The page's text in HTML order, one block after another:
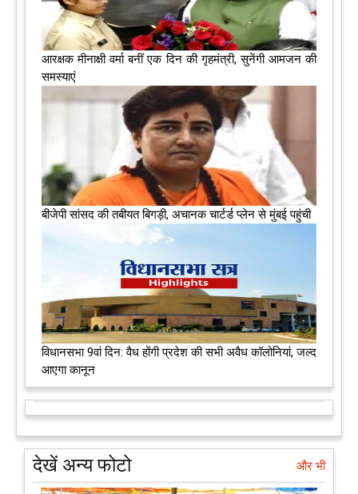
आरक्षक मीनाक्षी वर्मा बनीं एक दिन की गृहमंत्री, सुनेंगी आमजन की
समस्याएं
बीजेपी सांसद की तबीयत बिगड़ी, अचानक चार्टर्ड प्लेन से मुंबई पहुंची
विधानसभा 9वां दिन: वैध होंगी प्रदेश की सभी अवैध कॉलोनियां, जल्द
आएगा कानून
देखें अन्य फोटो और भी